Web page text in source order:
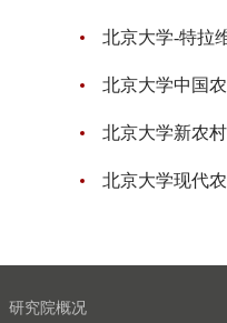
北京大学-特拉
北京大学中国
北京大学新农
北京大学现代
研究院概况